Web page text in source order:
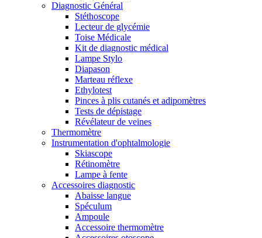
Diagnostic Général
Stéthoscope
Lecteur de glycémie
Toise Médicale
Kit de diagnostic médical
Lampe Stylo
Diapason
Marteau réflexe
Ethylotest
Pinces à plis cutanés et adipomètres
Tests de dépistage
Révélateur de veines
Thermomètre
Instrumentation d'ophtalmologie
Skiascope
Rétinomètre
Lampe à fente
Accessoires diagnostic
Abaisse langue
Spéculum
Ampoule
Accessoire thermomètre